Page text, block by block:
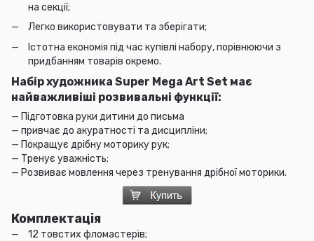
на секції;
Легко використовувати та зберігати;
Істотна економія під час купівлі набору, порівнюючи з
придбанням товарів окремо.
Набір художника Super Mega Art Set має
найважливіші розвивальні функції:
— Підготовка руки дитини до письма
— привчає до акуратності та дисципліни;
— Покращує дрібну моторику рук;
— Тренує уважність;
— Розвиває мовлення через тренування дрібної моторики.
Комплектація
12 товстих фломастерів;